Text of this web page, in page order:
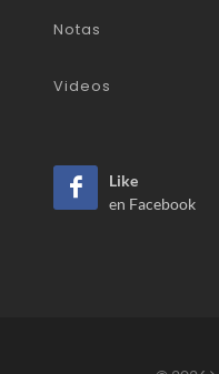
Notas
Videos
Like
en Facebook